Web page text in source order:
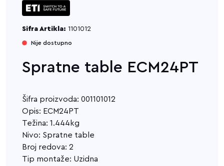
Sifra Artikla: 1101012
Nije dostupno
Spratne table ECM24PT
Šifra proizvoda: 001101012
Opis: ECM24PT
Težina: 1.444kg
Nivo: Spratne table
Broj redova: 2
Tip montaže: Uzidna